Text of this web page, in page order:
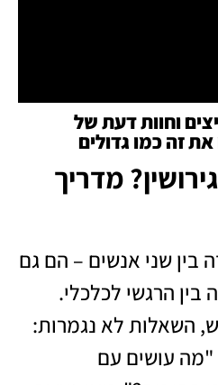
ממליצים וחוות דעת של
זה כמו גדולים
מדריך
בין שני אנשים – הם גם
הרגשי לכלכלי.
השאלות לא נגמרות:
עושים עם